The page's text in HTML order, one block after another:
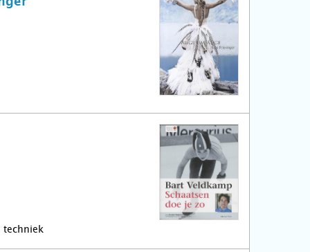
techniek